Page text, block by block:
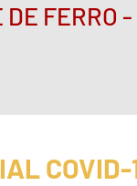
DE FERRO
COVID-